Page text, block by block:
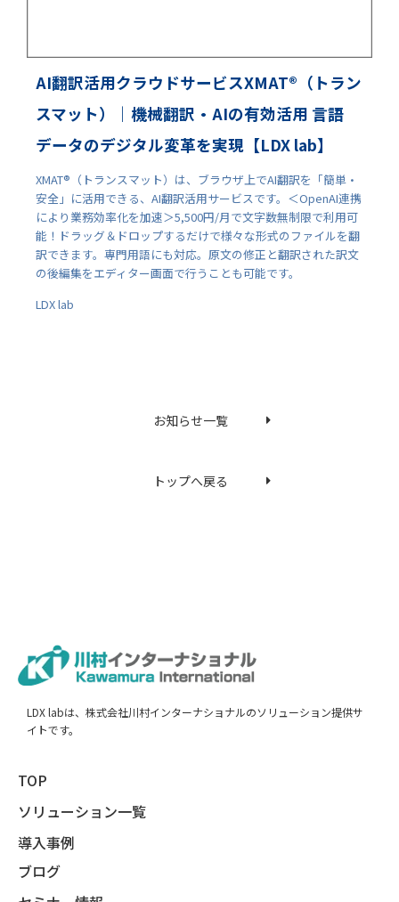
AI翻訳活用クラウドサービスXMAT®（トラン
スマット）｜機械翻訳・AIの有効活用 言語
データのデジタル変革を実現【LDX lab】
XMAT®（トランスマット）は、ブラウザ上でAI翻訳を「簡単・
安全」に活用できる、AI翻訳活用サービスです。＜OpenAI連携
により業務効率化を加速＞5,500円/月で文字数無制限で利用可
能！ドラッグ＆ドロップするだけで様々な形式のファイルを翻
訳できます。専門用語にも対応。原文の修正と翻訳された訳文
の後編集をエディター画面で行うことも可能です。
LDX lab
お知らせ一覧
トップへ戻る
LDX labは、株式会社川村インターナショナルのソリューション提供サ
イトです。
TOP
ソリューション一覧
導入事例
ブログ